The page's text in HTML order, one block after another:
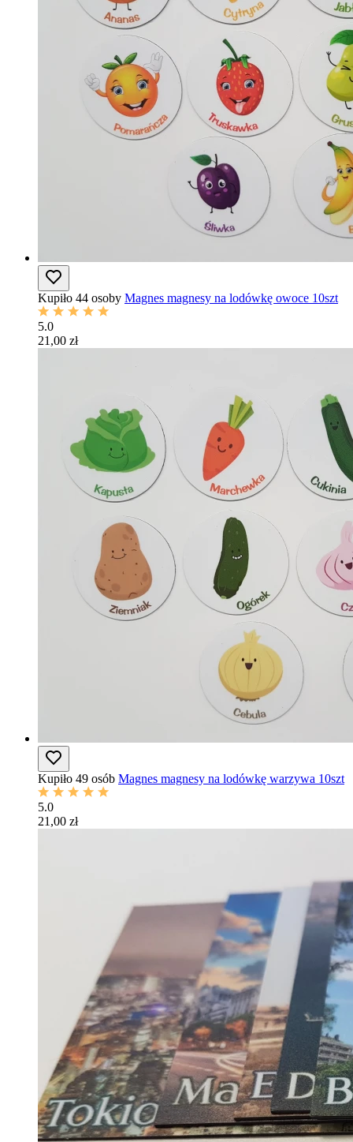
Kupiło 44 osoby Magnes magnesy na lodówkę owoce 10szt
5.0
21,00 zł
Kupiło 49 osób Magnes magnesy na lodówkę warzywa 10szt
5.0
21,00 zł